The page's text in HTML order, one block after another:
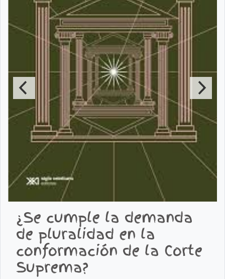
¿Se cumple la demanda
de pluralidad en la
conformación de la Corte
Suprema?